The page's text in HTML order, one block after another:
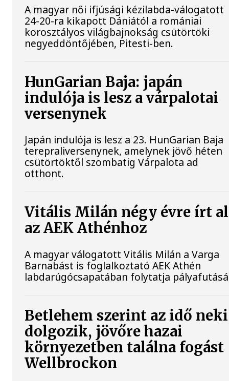
A magyar női ifjúsági kézilabda-válogatott
24-20-ra kikapott Dániától a romániai
korosztályos világbajnokság csütörtöki
negyeddöntőjében, Pitesti-ben.
HunGarian Baja: japán
indulója is lesz a várpalotai
versenynek
Japán indulója is lesz a 23. HunGarian Baja
terepraliversenynek, amelynek jövő héten
csütörtöktől szombatig Várpalota ad
otthont.
Vitális Milán négy évre írt
az AEK Athénhoz
A magyar válogatott Vitális Milán a Varga
Barnabást is foglalkoztató AEK Athén
labdarúgócsapatában folytatja
Betlehem szerint az idő neki
dolgozik, jövőre hazai
környezetben találna fogást
Wellbrockon